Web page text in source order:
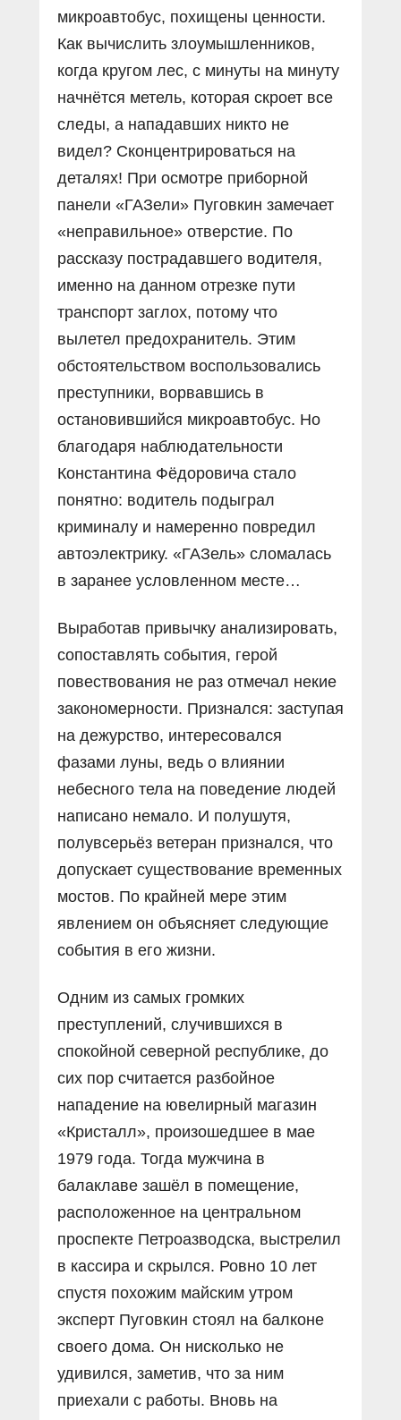
микроавтобус, похищены ценности.
Как вычислить злоумышленников,
когда кругом лес, с минуты на минуту
начнётся метель, которая скроет все
следы, а нападавших никто не
видел? Сконцентрироваться на
деталях! При осмотре приборной
панели «ГАЗели» Пуговкин замечает
«неправильное» отверстие. По
рассказу пострадавшего водителя,
именно на данном отрезке пути
транспорт заглох, потому что
вылетел предохранитель. Этим
обстоятельством воспользовались
преступники, ворвавшись в
остановившийся микроавтобус. Но
благодаря наблюдательности
Константина Фёдоровича стало
понятно: водитель подыграл
криминалу и намеренно повредил
автоэлектрику. «ГАЗель» сломалась
в заранее условленном месте…
Выработав привычку анализировать,
сопоставлять события, герой
повествования не раз отмечал некие
закономерности. Признался: заступая
на дежурство, интересовался
фазами луны, ведь о влиянии
небесного тела на поведение людей
написано немало. И полушутя,
полувсерьёз ветеран признался, что
допускает существование временных
мостов. По крайней мере этим
явлением он объясняет следующие
события в его жизни.
Одним из самых громких
преступлений, случившихся в
спокойной северной республике, до
сих пор считается разбойное
нападение на ювелирный магазин
«Кристалл», произошедшее в мае
1979 года. Тогда мужчина в
балаклаве зашёл в помещение,
расположенное на центральном
проспекте Петроазводска, выстрелил
в кассира и скрылся. Ровно 10 лет
спустя похожим майским утром
эксперт Пуговкин стоял на балконе
своего дома. Он нисколько не
удивился, заметив, что за ним
приехали с работы. Вновь на